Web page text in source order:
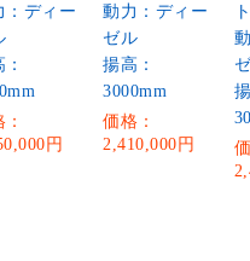
：ディー
円
動力：ディー
ゼル
揚高：
3000mm
価格：
2,410,000円